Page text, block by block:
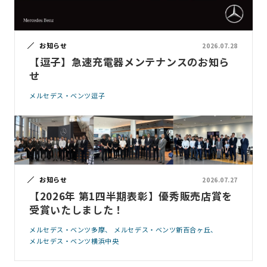
お知らせ 2026.07.28
【逗子】急速充電器メンテナンスのお知ら
せ
メルセデス・ベンツ逗子
お知らせ 2026.07.27
【2026年 第1四半期表彰】優秀販売店賞を
受賞いたしました！
メルセデス・ベンツ多摩
メルセデス・ベンツ新百合ヶ丘
メルセデス・ベンツ横浜中央